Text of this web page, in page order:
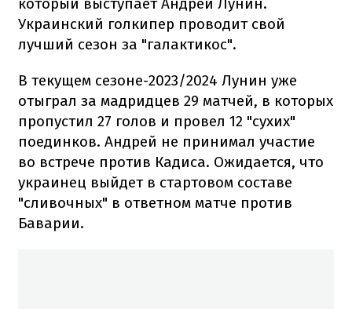
Украинский голкипер проводит свой
лучший сезон за "галактикос".
В текущем сезоне-2023/2024 Лунин уже
отыграл за мадридцев 29 матчей, в которых
пропустил 27 голов и провел 12 "сухих"
поединков. Андрей не принимал участие
во встрече против Кадиса. Ожидается, что
украинец выйдет в стартовом составе
"сливочных" в ответном матче против
Баварии.